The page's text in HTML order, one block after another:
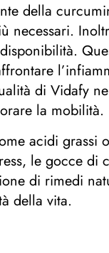
della
necessari.
di Vidafy
la mobilità.
acidi grassi
le gocce di
di rimedi
della vita.